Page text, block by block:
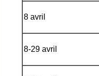
8 avril
8-29 avril